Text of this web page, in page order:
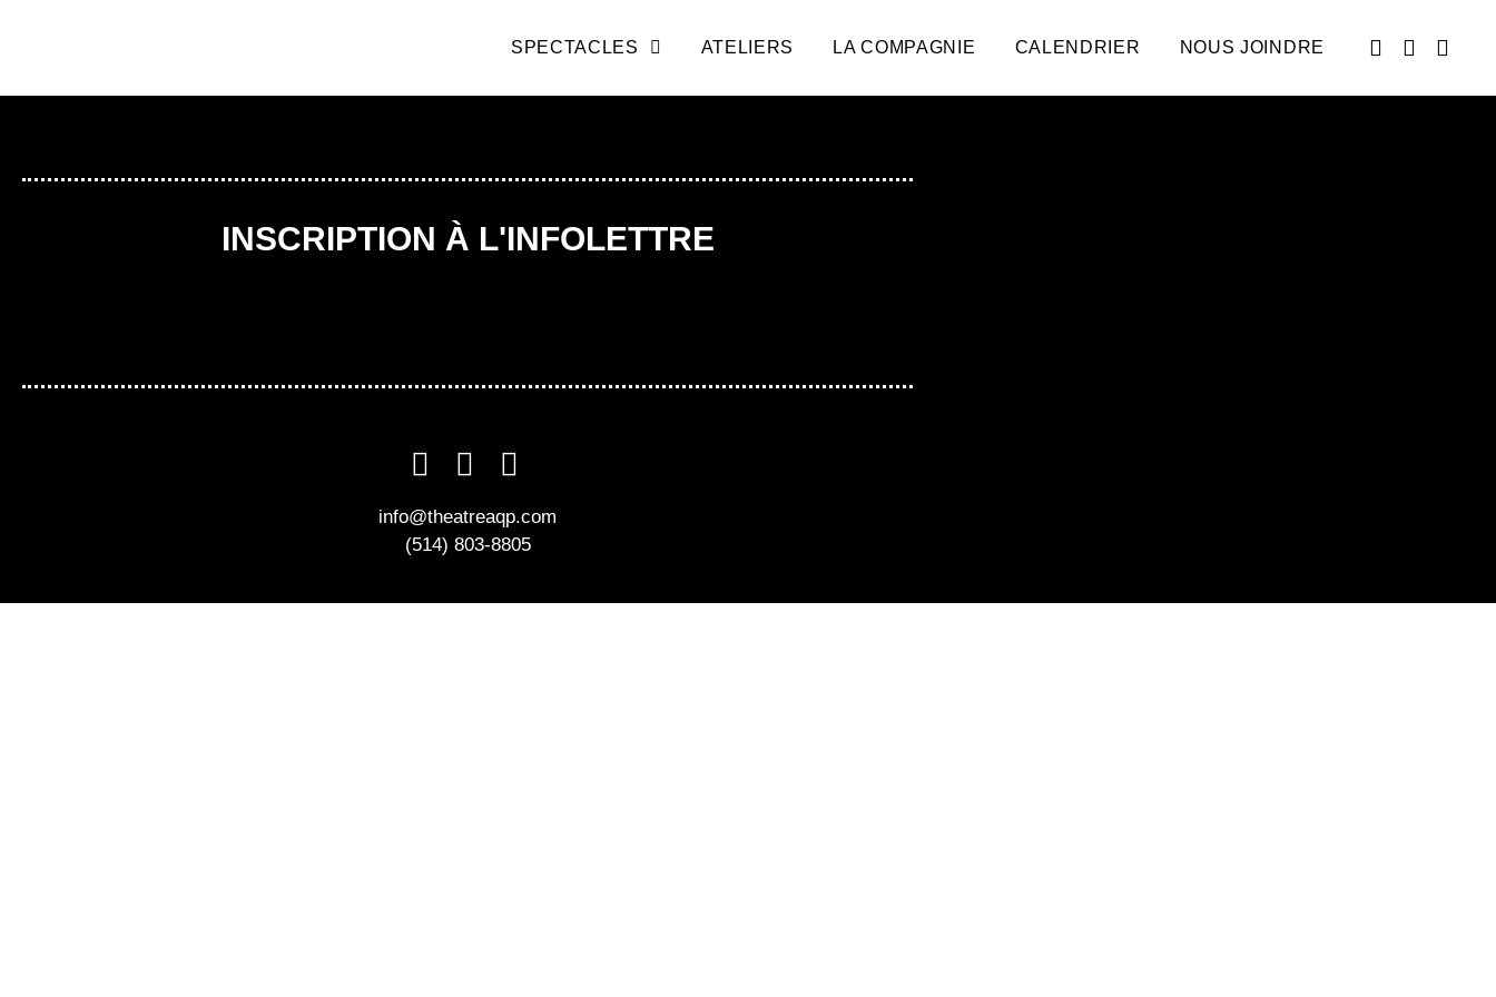
SPECTACLES ATELIERS LA COMPAGNIE CALENDRIER NOUS JOINDRE
INSCRIPTION À L'INFOLETTRE
info@theatreaqp.com
(514) 803-8805